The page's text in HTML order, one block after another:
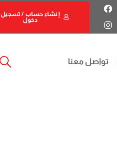
إنشاء حساب / تسجيل
دخول
تواصل معنا